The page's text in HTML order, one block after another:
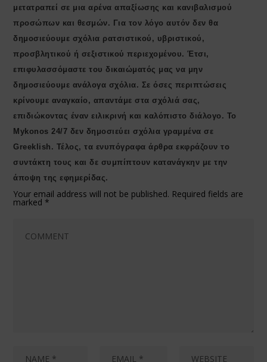
μετατραπεί σε μια αρένα απαξίωσης και κανιβαλισμού
προσώπων και θεσμών. Για τον λόγο αυτόν δεν θα
δημοσιεύουμε σχόλια ρατσιστικού, υβριστικού,
προσβλητικού ή σεξιστικού περιεχομένου. Έτσι,
επιφυλασσόμαστε του δικαιώματός μας να μην
δημοσιεύουμε ανάλογα σχόλια. Σε όσες περιπτώσεις
κρίνουμε αναγκαίο, απαντάμε στα σχόλιά σας,
επιδιώκοντας έναν ειλικρινή και καλόπιστο διάλογο. Το
Μykonos 24/7 δεν δημοσιεύει σχόλια γραμμένα σε
Greeklish. Τέλος, τα ενυπόγραφα άρθρα εκφράζουν το
συντάκτη τους και δε συμπίπτουν κατανάγκην με την
άποψη της εφημερίδας.
Your email address will not be published. Required fields are
marked *